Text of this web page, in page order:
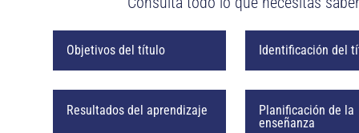
Objetivos del título Identificación del
Resultados del aprendizaje
Planificación de la
enseñanza